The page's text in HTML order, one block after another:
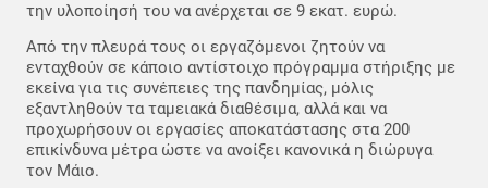
την υλοποίησή του να ανέρχεται σε 9 εκατ. ευρώ.
Από την πλευρά τους οι εργαζόμενοι ζητούν να
ενταχθούν σε κάποιο αντίστοιχο πρόγραμμα στήριξης με
εκείνα για τις συνέπειες της πανδημίας, μόλις
εξαντληθούν τα ταμειακά διαθέσιμα, αλλά και να
προχωρήσουν οι εργασίες αποκατάστασης στα 200
επικίνδυνα μέτρα ώστε να ανοίξει κανονικά η διώρυγα
τον Μάιο.